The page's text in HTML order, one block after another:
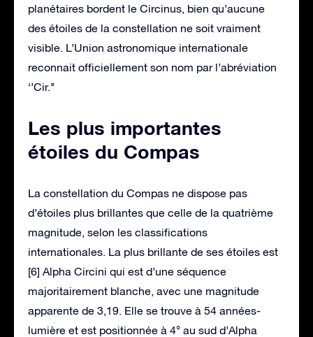
planétaires bordent le Circinus, bien qu’aucune
des étoiles de la constellation ne soit vraiment
visible. L’Union astronomique internationale
reconnait officiellement son nom par l’abréviation
‘’Cir.’’
Les plus importantes
étoiles du Compas
La constellation du Compas ne dispose pas
d’étoiles plus brillantes que celle de la quatrième
magnitude, selon les classifications
internationales. La plus brillante de ses étoiles est
[6] Alpha Circini qui est d’une séquence
majoritairement blanche, avec une magnitude
apparente de 3,19. Elle se trouve à 54 années-
lumière et est positionnée à 4° au sud d’Alpha